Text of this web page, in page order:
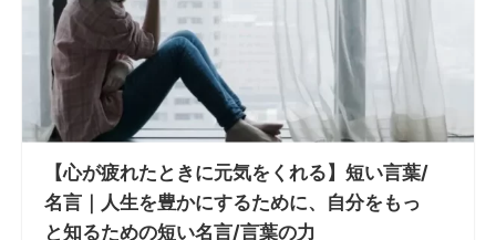
【心が疲れたときに元気をくれる】短い言葉/
名言｜人生を豊かにするために、自分をもっ
と知るための短い名言/言葉の力